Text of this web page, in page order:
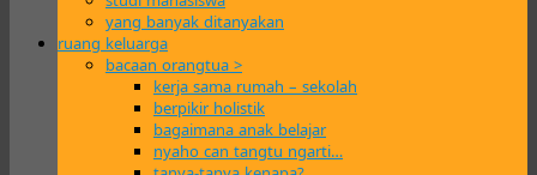
yang banyak ditanyakan
ruang keluarga
bacaan orangtua >
kerja sama rumah – sekolah
berpikir holistik
bagaimana anak belajar
nyaho can tangtu ngarti…